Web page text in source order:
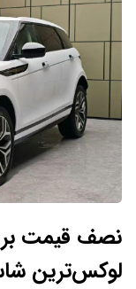
نصف قیمت
لوکس‌ترین